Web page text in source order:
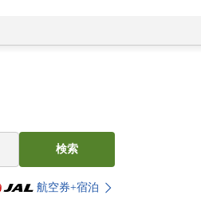
検索
航空券+宿泊